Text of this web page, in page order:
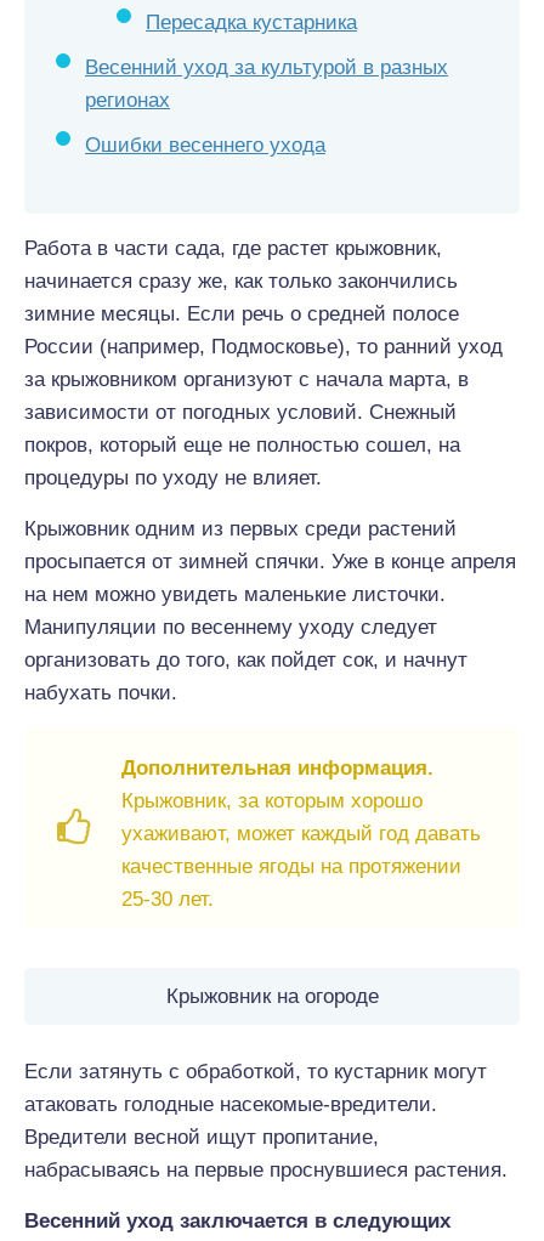
Пересадка кустарника
Весенний уход за культурой в разных
регионах
Ошибки весеннего ухода
Работа в части сада, где растет крыжовник,
начинается сразу же, как только закончились
зимние месяцы. Если речь о средней полосе
России (например, Подмосковье), то ранний уход
за крыжовником организуют с начала марта, в
зависимости от погодных условий. Снежный
покров, который еще не полностью сошел, на
процедуры по уходу не влияет.
Крыжовник одним из первых среди растений
просыпается от зимней спячки. Уже в конце апреля
на нем можно увидеть маленькие листочки.
Манипуляции по весеннему уходу следует
организовать до того, как пойдет сок, и начнут
набухать почки.
Дополнительная информация.
Крыжовник, за которым хорошо
ухаживают, может каждый год давать
качественные ягоды на протяжении
25-30 лет.
Крыжовник на огороде
Если затянуть с обработкой, то кустарник могут
атаковать голодные насекомые-вредители.
Вредители весной ищут пропитание,
набрасываясь на первые проснувшиеся растения.
Весенний уход заключается в следующих